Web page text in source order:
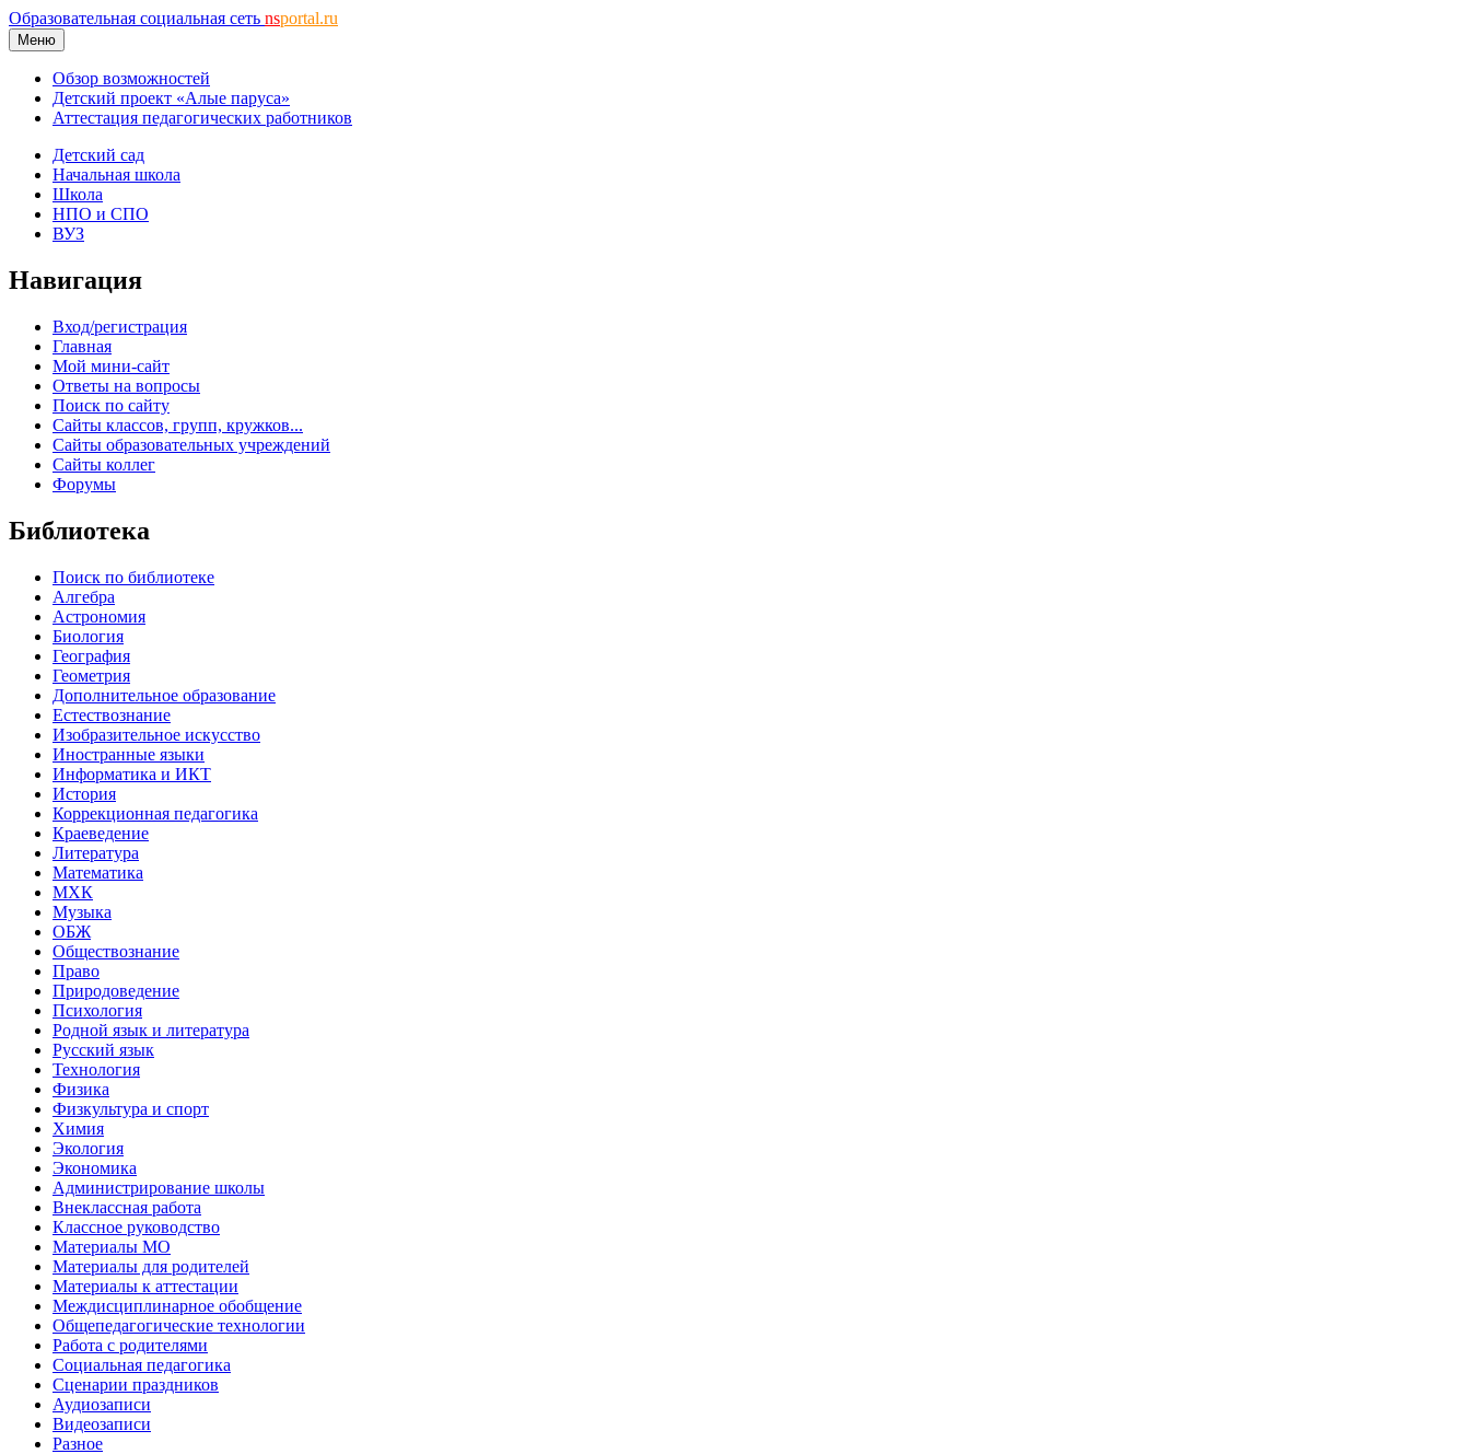
Образовательная социальная сеть nsportal.ru
Меню
Обзор возможностей
Детский проект «Алые паруса»
Аттестация педагогических работников
Детский сад
Начальная школа
Школа
НПО и СПО
ВУЗ
Навигация
Вход/регистрация
Главная
Мой мини-сайт
Ответы на вопросы
Поиск по сайту
Сайты классов, групп, кружков...
Сайты образовательных учреждений
Сайты коллег
Форумы
Библиотека
Поиск по библиотеке
Алгебра
Астрономия
Биология
География
Геометрия
Дополнительное образование
Естествознание
Изобразительное искусство
Иностранные языки
Информатика и ИКТ
История
Коррекционная педагогика
Краеведение
Литература
Математика
МХК
Музыка
ОБЖ
Обществознание
Право
Природоведение
Психология
Родной язык и литература
Русский язык
Технология
Физика
Физкультура и спорт
Химия
Экология
Экономика
Администрирование школы
Внеклассная работа
Классное руководство
Материалы МО
Материалы для родителей
Материалы к аттестации
Междисциплинарное обобщение
Общепедагогические технологии
Работа с родителями
Социальная педагогика
Сценарии праздников
Аудиозаписи
Видеозаписи
Разное